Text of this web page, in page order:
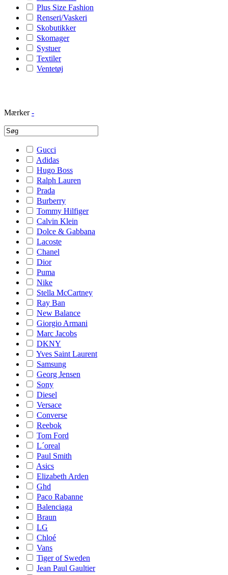
Plus Size Fashion
Renseri/Vaskeri
Skobutikker
Skomager
Systuer
Textiler
Ventetøj
Mærker -
Gucci
Adidas
Hugo Boss
Ralph Lauren
Prada
Burberry
Tommy Hilfiger
Calvin Klein
Dolce & Gabbana
Lacoste
Chanel
Dior
Puma
Nike
Stella McCartney
Ray Ban
New Balance
Giorgio Armani
Marc Jacobs
DKNY
Yves Saint Laurent
Samsung
Georg Jensen
Sony
Diesel
Versace
Converse
Reebok
Tom Ford
L´oreal
Paul Smith
Asics
Elizabeth Arden
Ghd
Paco Rabanne
Balenciaga
Braun
LG
Chloé
Vans
Tiger of Sweden
Jean Paul Gaultier